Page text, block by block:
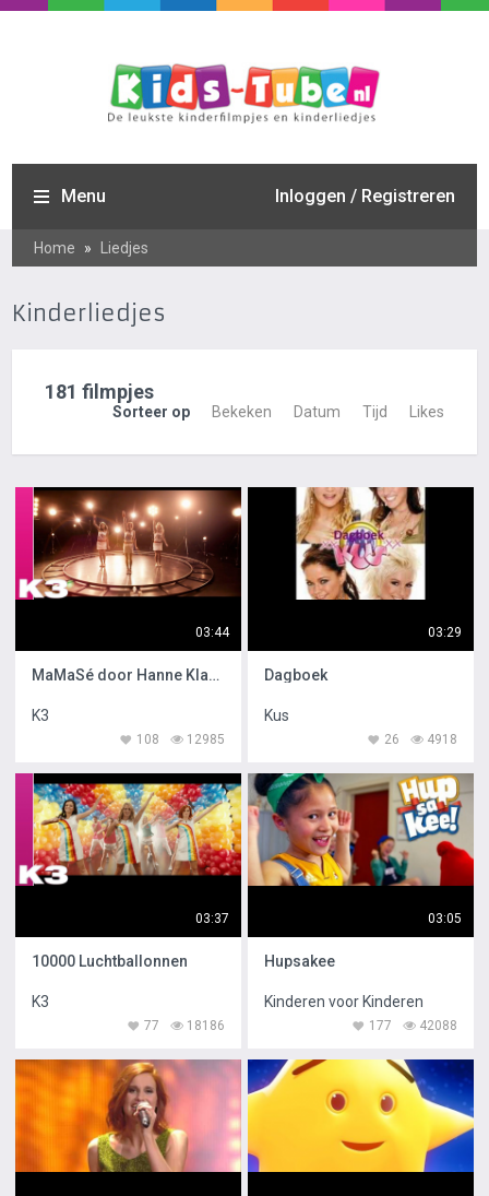
Menu Inloggen / Registreren
Home » Liedjes
Kinderliedjes
181 filmpjes
Sorteer op Bekeken Datum Tijd Likes
03:44
MaMaSé door Hanne Klaasje en Marthe
K3
12985
108
03:29
Dagboek
Kus
4918
26
03:37
10000 Luchtballonnen
K3
18186
77
03:05
Hupsakee
Kinderen voor Kinderen
42088
177